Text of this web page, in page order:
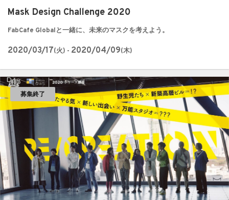
Mask Design Challenge 2020
FabCafe Globalと一緒に、未来のマスクを考えよう。
2020/03/17(火) - 2020/04/09(木)
募集終了